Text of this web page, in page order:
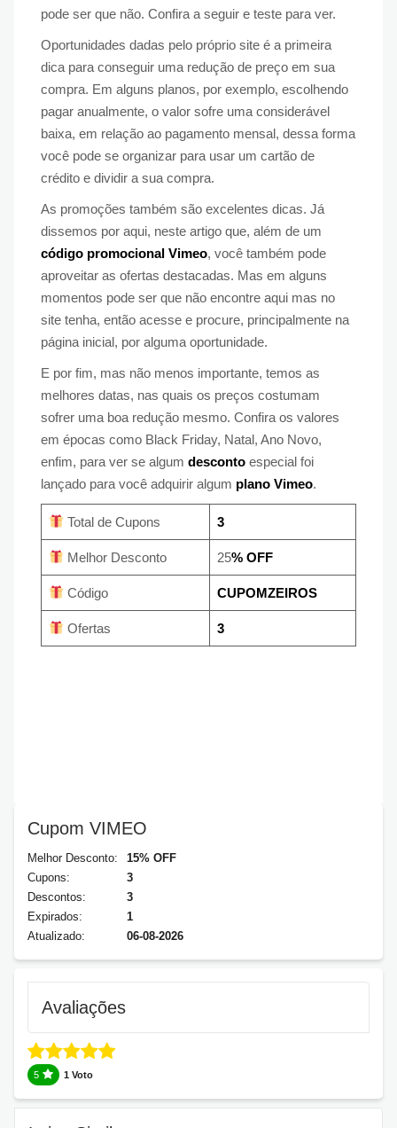
pode ser que não. Confira a seguir e teste para ver.
Oportunidades dadas pelo próprio site é a primeira
dica para conseguir uma redução de preço em sua
compra. Em alguns planos, por exemplo, escolhendo
pagar anualmente, o valor sofre uma considerável
baixa, em relação ao pagamento mensal, dessa forma
você pode se organizar para usar um cartão de
crédito e dividir a sua compra.
As promoções também são excelentes dicas. Já
dissemos por aqui, neste artigo que, além de um
código promocional Vimeo, você também pode
aproveitar as ofertas destacadas. Mas em alguns
momentos pode ser que não encontre aqui mas no
site tenha, então acesse e procure, principalmente na
página inicial, por alguma oportunidade.
E por fim, mas não menos importante, temos as
melhores datas, nas quais os preços costumam
sofrer uma boa redução mesmo. Confira os valores
em épocas como Black Friday, Natal, Ano Novo,
enfim, para ver se algum desconto especial foi
lançado para você adquirir algum plano Vimeo.
Total de Cupons 3
Melhor Desconto 25% OFF
Código CUPOMZEIROS
Ofertas 3
Cupom VIMEO
Melhor Desconto:
15% OFF
Cupons:
3
Descontos:
3
Expirados:
1
Atualizado:
06-08-2026
Avaliações
5 1 Voto